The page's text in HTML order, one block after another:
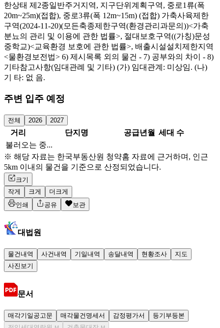
한상태 제2종일반주거지역, 지구단위계획구역, 중로1류(폭
20m~25m)(접합), 중로3류(폭 12m~15m) (접합) 가축사육제한
구역(2024-11-20)(모든축종제한구역(환경관리과문의))<가축
분뇨의 관리 및 이용에 관한 법률>, 절대보호구역((가칭)문성
중학교)<교육환경 보호에 관한 법률>, 배출시설설치제한지역
<물환경보전법> 6) 제시목록 외의 물건 - 7) 공부와의 차이 - 8)
기타참고사항(임대관례 및 기타) (가) 임대관계: 미상임. (나)
기 타: 없 음.
주변 입주 예정
전체 2026 2027
거리 단지명 공급년월 세대 수
불러오는 중...
※ 해당 자료는 한국부동산원 청약홈 자료에 근거하며, 인근
5km 이내의 물건을 기준으로 산정되었습니다.
크기
작게
크게
더크게
인쇄
공유 보관
대법원
물건내역 사건내역 기일내역 송달내역 현황조사
지도
사진보기
문서
매각기일공고문 매각물건명세서 감정평가서
등기부등본